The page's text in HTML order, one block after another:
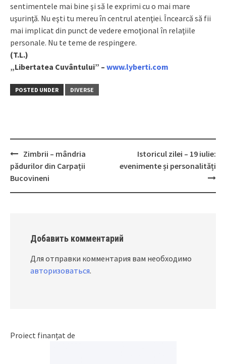
sentimentele mai bine şi să le exprimi cu o mai mare
uşurinţă. Nu eşti tu mereu în centrul atenţiei. Încearcă să fii
mai implicat din punct de vedere emoţional în relaţiile
personale. Nu te teme de respingere.
(T.L.)
„Libertatea Cuvântului” – www.lyberti.com
POSTED UNDER DIVERSE
Post
navigation
Zimbrii – mândria
pădurilor din Carpații
Bucovineni
Istoricul zilei – 19 iulie:
evenimente și personalități
Добавить комментарий
Для отправки комментария вам необходимо
авторизоваться.
Proiect finanțat de